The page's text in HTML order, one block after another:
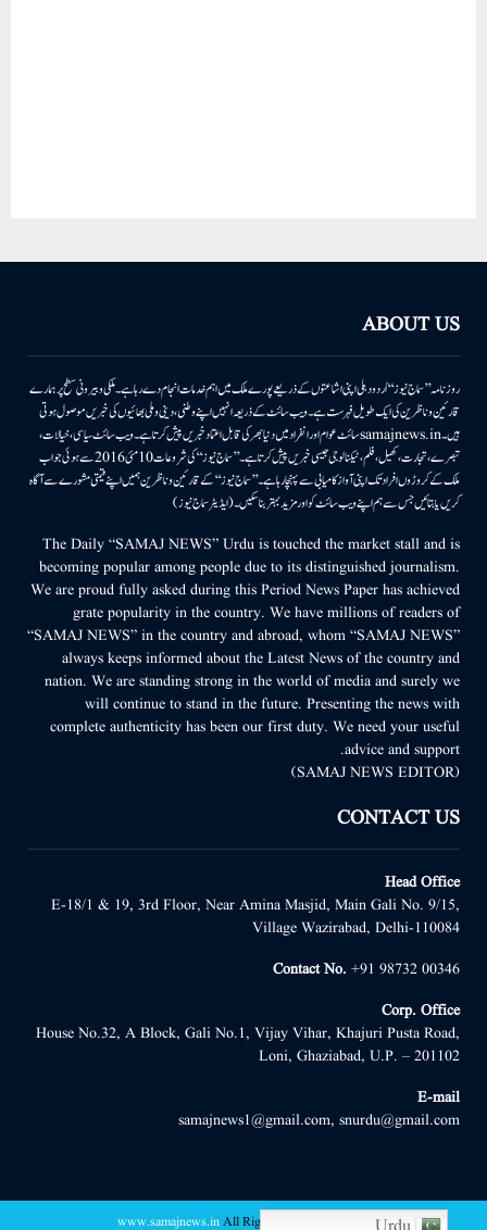
ABOUT US
روزنامہ ’’سماج نیوز‘‘ اُردو دہلی اپنی اشاعتوں کے ذریعے پورے ملک میں اہم خدمات انجام دے رہا ہے۔ ملکی وبیرونی سطح پر ہمارے
قارئین وناظرین کی ایک طویل فہرست ہے۔ ویب سائٹ کے ذریعہ انہیں اپنے وطنی، دینی وملی بھائیوں کی خبریں موصول ہوتی
ہیں۔samajnews.inسائٹ عوام اور انفراد میں دنیا بھر کی قابل اعتماد خبریں پیش کرتا ہے۔ ویب سائٹ سیاسی، خیالات،
تبصرے، تجارت، کھیل، فلم، ٹیکنالوجی جیسی خبریں پیش کرتا ہے۔ ’’سماج نیوز‘‘ کی شروعات 10مئی 2016 سے ہوئی جو اب
ملک کے کروڑوں افراد تک اپنی آواز کامیابی سے پہنچا رہا ہے۔ ’’سماج نیوز‘‘ کے قارئین وناظرین ہمیں اپنے قیمتی مشورے سے آگاہ
کریں یا بتائیں جس سے ہم اپنے ویب سائٹ کو اور مزید بہتر بناسکیں۔ (ایڈیٹر سماج نیوز)
The Daily “SAMAJ NEWS” Urdu is touched the market stall and is
becoming popular among people due to its distinguished journalism.
We are proud fully asked during this Period News Paper has achieved
grate popularity in the country. We have millions of readers of
“SAMAJ NEWS” in the country and abroad, whom “SAMAJ NEWS”
always keeps informed about the Latest News of the country and
nation. We are standing strong in the world of media and surely we
will continue to stand in the future. Presenting the news with
complete authenticity has been our first duty. We need your useful
advice and support.
(SAMAJ NEWS EDITOR)
CONTACT US
Head Office
E-18/1 & 19, 3rd Floor, Near Amina Masjid, Main Gali No. 9/15,
Village Wazirabad, Delhi-110084
Contact No. +91 98732 00346
Corp. Office
House No.32, A Block, Gali No.1, Vijay Vihar, Khajuri Pusta Road,
Loni, Ghaziabad, U.P. – 201102
E-mail
samajnews1@gmail.com, snurdu@gmail.com
www.samajnews.inAll Right Reserved